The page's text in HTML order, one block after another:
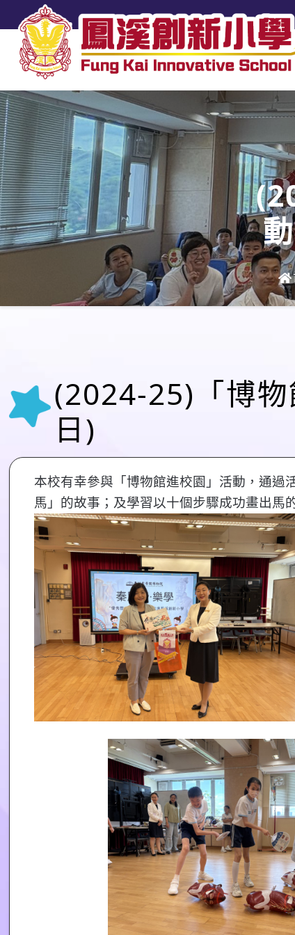
(2024-25)「博
日)
本校有幸參與「博物館進校園」活動，通過
馬」的故事；及學習以十個步驟成功畫出馬